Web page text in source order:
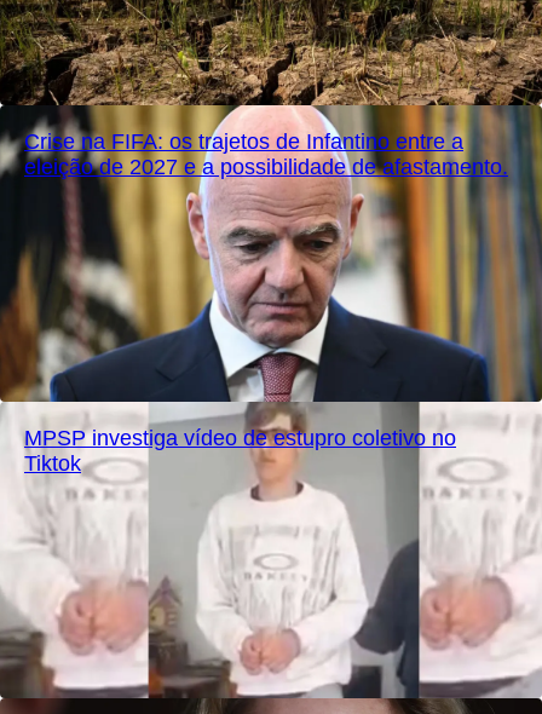
Crise na FIFA: os trajetos de Infantino entre a
eleição de 2027 e a possibilidade de afastamento.
MPSP investiga vídeo de estupro coletivo no
Tiktok